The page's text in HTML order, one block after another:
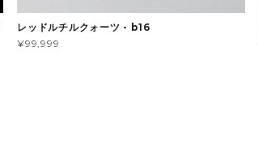
レッドルチルクォーツ - b16
¥99,999